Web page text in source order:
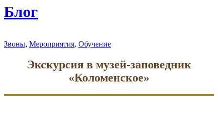
поиска
Блог
Звоны, Мероприятия, Обучение
Экскурсия в музей-заповедник
«Коломенское»